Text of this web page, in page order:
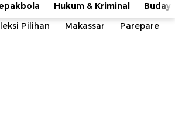
Hukum & Kriminal
Pilihan Makassar Parepare